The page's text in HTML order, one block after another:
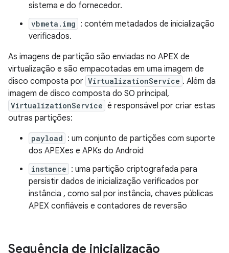
sistema e do fornecedor.
vbmeta.img : contém metadados de inicialização
verificados.
As imagens de partição são enviadas no APEX de
virtualização e são empacotadas em uma imagem de
disco composta por VirtualizationService . Além da
imagem de disco composta do SO principal,
VirtualizationService é responsável por criar estas
outras partições:
payload : um conjunto de partições com suporte
dos APEXes e APKs do Android
instance : uma partição criptografada para
persistir dados de inicialização verificados por
instância , como sal por instância, chaves públicas
APEX confiáveis e contadores de reversão
Sequência de inicialização